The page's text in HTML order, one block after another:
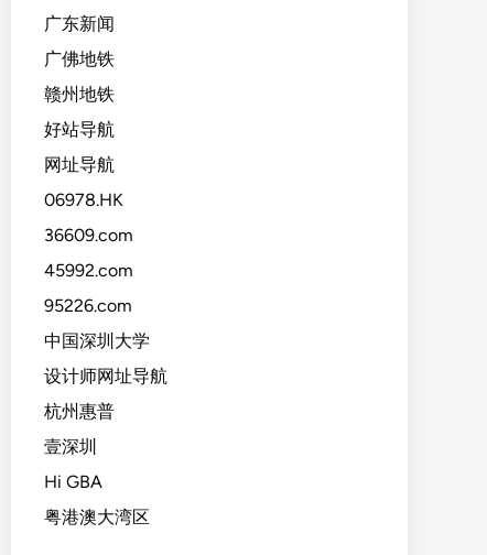
广东新闻
广佛地铁
赣州地铁
好站导航
网址导航
06978.HK
36609.com
45992.com
95226.com
中国深圳大学
设计师网址导航
杭州惠普
壹深圳
Hi GBA
粤港澳大湾区